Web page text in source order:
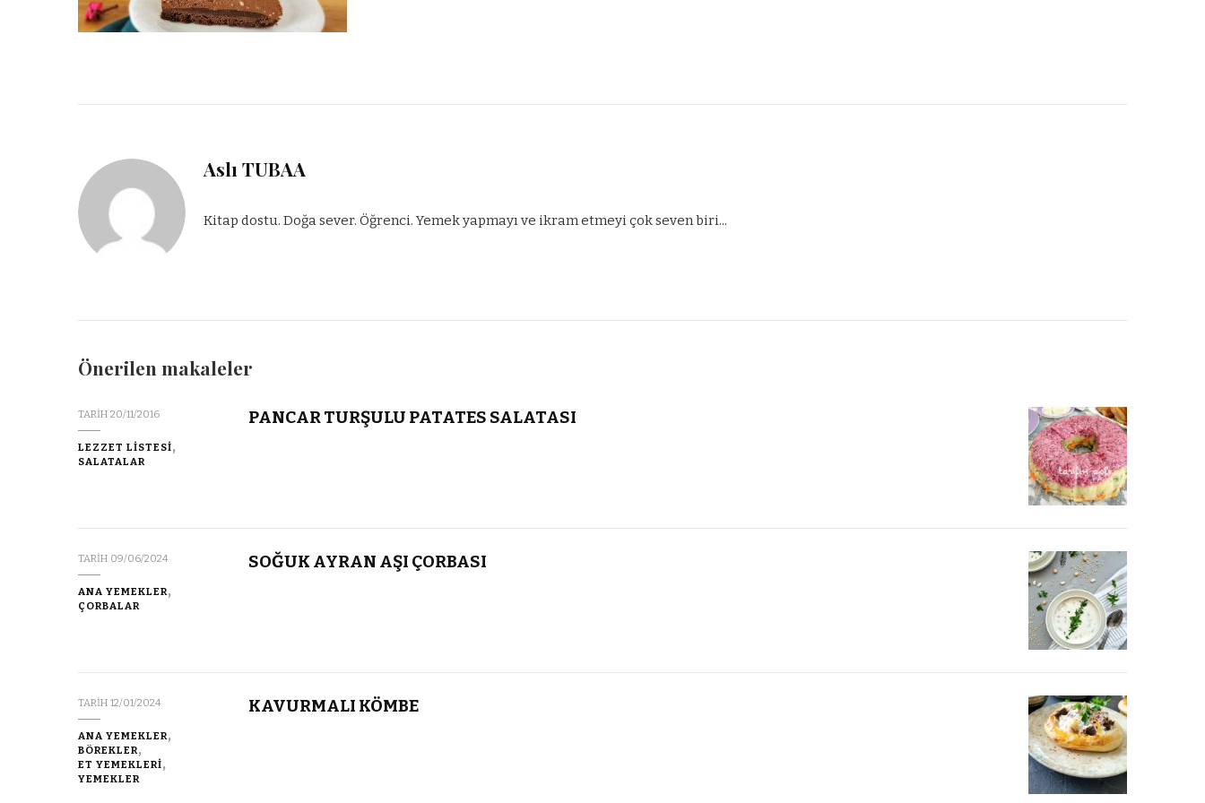
Aslı TUBAA
Kitap dostu. Doğa sever. Öğrenci. Yemek yapmayı ve ikram etmeyi çok seven biri...
Önerilen makaleler
TARIH 20/11/2016
LEZZET LİSTESİ
SALATALAR
PANCAR TURŞULU PATATES SALATASI
TARIH 09/06/2024
ANA YEMEKLER
ÇORBALAR
SOĞUK AYRAN AŞI ÇORBASI
TARIH 12/01/2024
ANA YEMEKLER
BÖREKLER
ET YEMEKLERİ
YEMEKLER
KAVURMALI KÖMBE